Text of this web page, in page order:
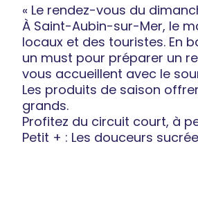
« Le rendez-vous du
À Saint-Aubin-sur-Mer, le
locaux et des touristes. En
un must pour préparer un
vous accueillent avec le
Les produits de saison
grands.
Profitez du circuit court, à
Petit + : Les douceurs